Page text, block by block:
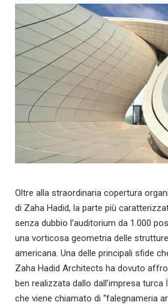
Oltre alla straordinaria copertura
di Zaha Hadid, la parte più
senza dubbio l’auditorium da 1.000
una vorticosa geometria delle
americana. Una delle principali sfide
Zaha Hadid Architects ha dovuto
ben realizzata dallo dall’impresa
che viene chiamato di “falegnameria